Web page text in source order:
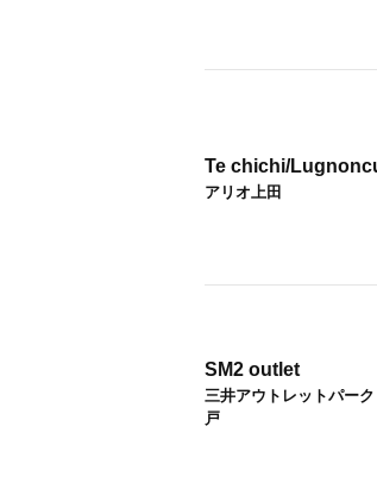
Te chichi/
アリオ上田
SM2 outlet
三井アウトレットパー
戸